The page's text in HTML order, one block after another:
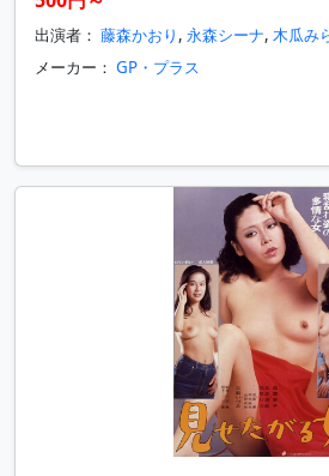
出演者： 藤森かおり , 永森シーナ, 木瓜み
メーカー： GP・プラス